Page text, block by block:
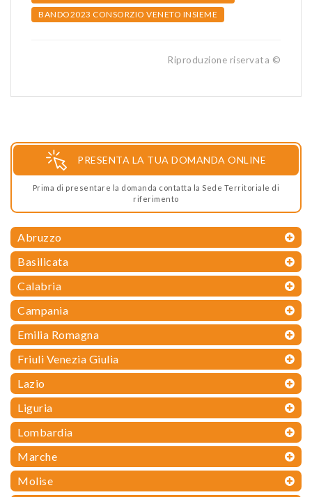
BANDO2023 CONSORZIO VENETO INSIEME
Riproduzione riservata ©
PRESENTA LA TUA DOMANDA ONLINE
Prima di presentare la domanda contatta la Sede Territoriale di
riferimento
Abruzzo
Basilicata
Calabria
Campania
Emilia Romagna
Friuli Venezia Giulia
Lazio
Liguria
Lombardia
Marche
Molise